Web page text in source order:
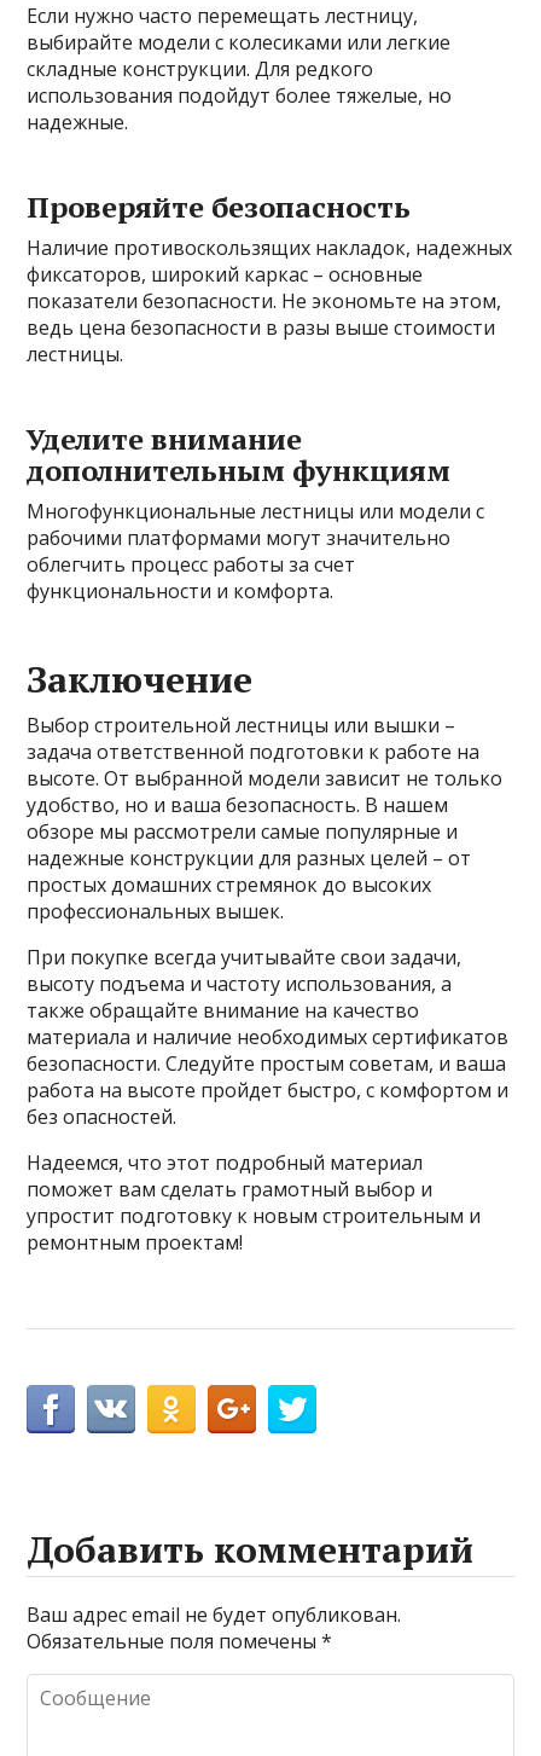
Если нужно часто перемещать лестницу,
выбирайте модели с колесиками или легкие
складные конструкции. Для редкого
использования подойдут более тяжелые, но
надежные.
Проверяйте безопасность
Наличие противоскользящих накладок, надежных
фиксаторов, широкий каркас – основные
показатели безопасности. Не экономьте на этом,
ведь цена безопасности в разы выше стоимости
лестницы.
Уделите внимание
дополнительным функциям
Многофункциональные лестницы или модели с
рабочими платформами могут значительно
облегчить процесс работы за счет
функциональности и комфорта.
Заключение
Выбор строительной лестницы или вышки –
задача ответственной подготовки к работе на
высоте. От выбранной модели зависит не только
удобство, но и ваша безопасность. В нашем
обзоре мы рассмотрели самые популярные и
надежные конструкции для разных целей – от
простых домашних стремянок до высоких
профессиональных вышек.
При покупке всегда учитывайте свои задачи,
высоту подъема и частоту использования, а
также обращайте внимание на качество
материала и наличие необходимых сертификатов
безопасности. Следуйте простым советам, и ваша
работа на высоте пройдет быстро, с комфортом и
без опасностей.
Надеемся, что этот подробный материал
поможет вам сделать грамотный выбор и
упростит подготовку к новым строительным и
ремонтным проектам!
Добавить комментарий
Ваш адрес email не будет опубликован.
Обязательные поля помечены*